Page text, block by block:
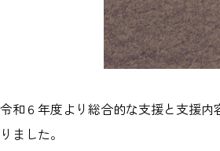
令和６年度より総合的な支援と支援
りました。